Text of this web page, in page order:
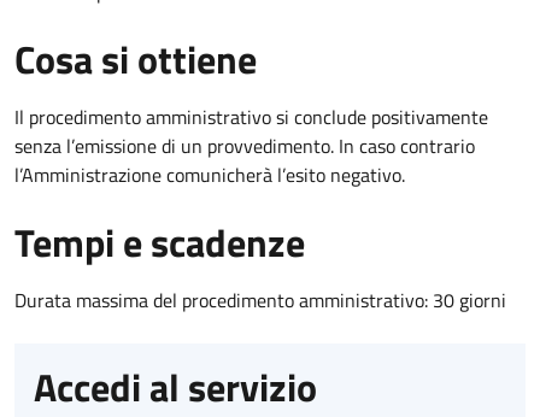
Cosa si ottiene
Il procedimento amministrativo si conclude positivamente
senza l’emissione di un provvedimento. In caso contrario
l’Amministrazione comunicherà l’esito negativo.
Tempi e scadenze
Durata massima del procedimento amministrativo: 30 giorni
Accedi al servizio